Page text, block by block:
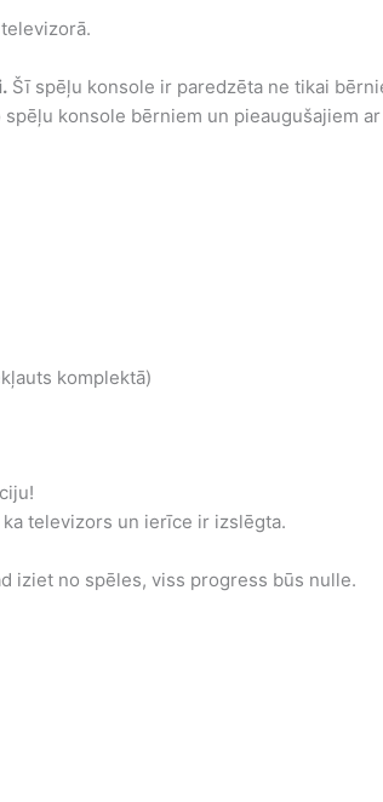
Šī spēļu konsole ir paredzēta ne tikai
konsole bērniem un pieaugušajiem
komplektā)
televizors un ierīce ir izslēgta.
iziet no spēles, viss progress būs nulle.